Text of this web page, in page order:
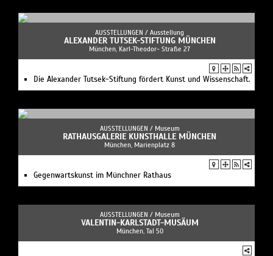
AUSSTELLUNGEN / Ausstellung
ALEXANDER TUTSEK-STIFTUNG MÜNCHEN
München, Karl-Theodor- Straße 27
Die Alexander Tutsek-Stiftung fördert Kunst und Wissenschaft.
AUSSTELLUNGEN / Museum
RATHAUSGALERIE KUNSTHALLE MÜNCHEN
München, Marienplatz 8
Gegenwartskunst im Münchner Rathaus
AUSSTELLUNGEN / Museum
VALENTIN-KARLSTADT-MUSÄUM
München, Tal 50